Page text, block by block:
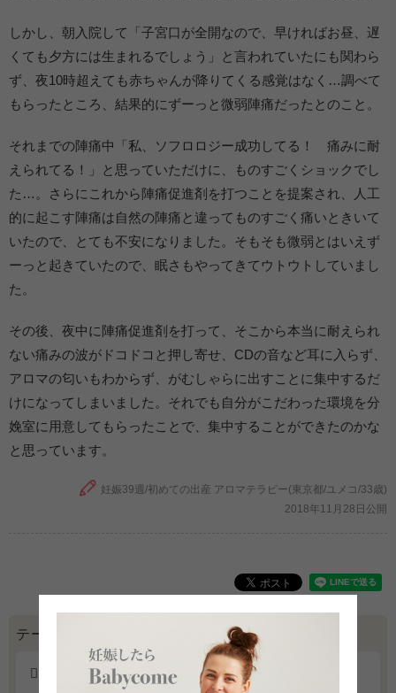
しかし、朝入院して「子宮口が全開なので、早ければお昼、遅
くても夕方には生まれるでしょう」と言われていたにも関わら
ず、夜10時超えても赤ちゃんが降りてくる感覚はなく…調べて
もらったところ、結果的にずーっと微弱陣痛だったとのこと。
それまでの陣痛中「私、ソフロロジー成功してる！ 痛みに耐
えられてる！」と思っていただけに、ものすごくショックでし
た…。さらにこれから陣痛促進剤を打つことを提案され、人工
的に起こす陣痛は自然の陣痛と違ってものすごく痛いときいて
いたので、とても不安になりました。そもそも微弱とはいえず
ーっと起きていたので、眠さもやってきてウトウトしていまし
た。
その後、夜中に陣痛促進剤を打って、そこから本当に耐えられ
ない痛みの波がドコドコと押し寄せ、CDの音など耳に入らず、
アロマの匂いもわからず、がむしゃらに出すことに集中するだ
けになってしまいました。それでも自分がこだわった環境を分
娩室に用意してもらったことで、集中することができたのかな
と思っています。
妊娠39週/初めての出産 アロマテラピー(東京都/ユメコ/33歳)
2018年11月28日公開
テーマごとに体験談を見る
立ち会い出産